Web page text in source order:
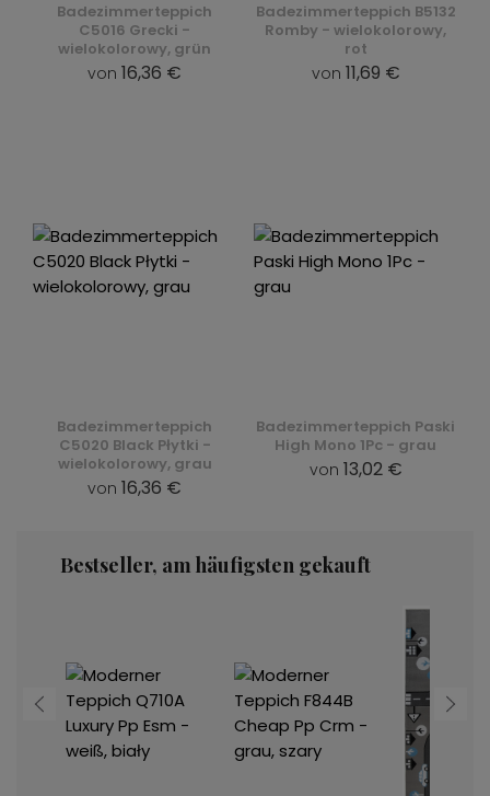
Badezimmerteppich
C5016 Grecki -
wielokolorowy, grün
von 16,36 €
Badezimmerteppich B5132
Romby - wielokolorowy,
rot
von 11,69 €
Badezimmerteppich
C5020 Black Płytki -
wielokolorowy, grau
von 16,36 €
Badezimmerteppich Paski
High Mono 1Pc - grau
von 13,02 €
Bestseller, am häufigsten gekauft